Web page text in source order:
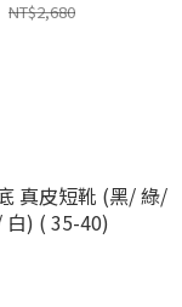
NT$2,680